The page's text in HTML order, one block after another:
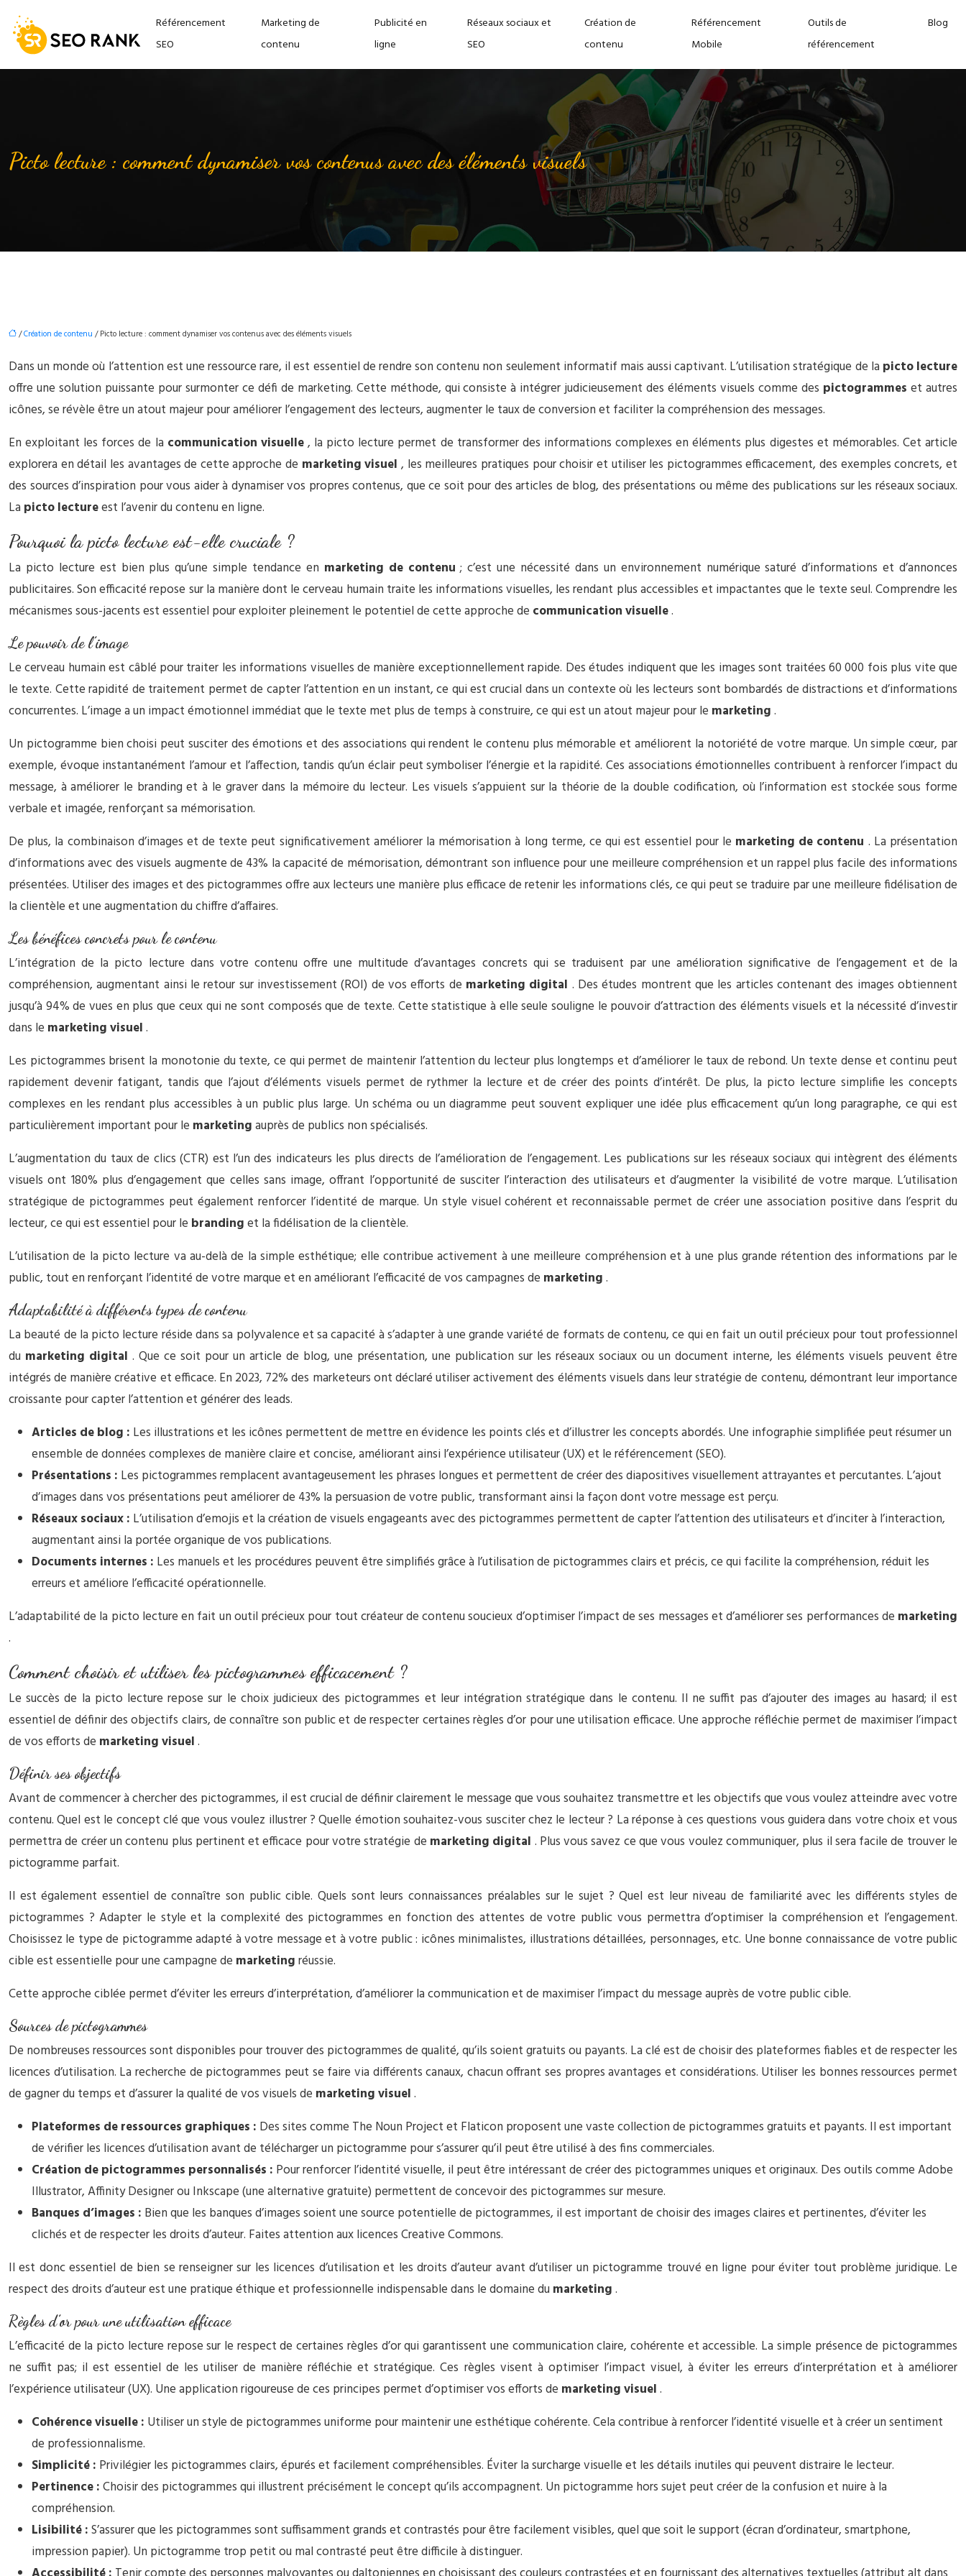
Référencement
SEO
Marketing de
contenu
Publicité en
ligne
Réseaux sociaux et
SEO
Création de
contenu
Référencement
Mobile
Outils de
référencement
Blog
Picto lecture : comment dynamiser vos contenus avec des éléments visuels
/Création de contenu / Picto lecture : comment dynamiser vos contenus avec des éléments visuels
Dans un monde où l’attention est une ressource rare, il est essentiel de rendre son contenu non seulement informatif mais aussi captivant. L’utilisation stratégique de la picto lecture
offre une solution puissante pour surmonter ce défi de marketing. Cette méthode, qui consiste à intégrer judicieusement des éléments visuels comme des pictogrammeset autres
icônes, se révèle être un atout majeur pour améliorer l’engagement des lecteurs, augmenter le taux de conversion et faciliter la compréhension des messages.
En exploitant les forces de la communication visuelle, la picto lecture permet de transformer des informations complexes en éléments plus digestes et mémorables. Cet article
explorera en détail les avantages de cette approche de marketing visuel, les meilleures pratiques pour choisir et utiliser les pictogrammes efficacement, des exemples concrets, et
des sources d’inspiration pour vous aider à dynamiser vos propres contenus, que ce soit pour des articles de blog, des présentations ou même des publications sur les réseaux sociaux.
La picto lectureest l’avenir du contenu en ligne.
Pourquoi la picto lecture est-elle cruciale ?
La picto lecture est bien plus qu’une simple tendance en marketing de contenu; c’est une nécessité dans un environnement numérique saturé d’informations et d’annonces
publicitaires. Son efficacité repose sur la manière dont le cerveau humain traite les informations visuelles, les rendant plus accessibles et impactantes que le texte seul. Comprendre les
mécanismes sous-jacents est essentiel pour exploiter pleinement le potentiel de cette approche de communication visuelle.
Le pouvoir de l’image
Le cerveau humain est câblé pour traiter les informations visuelles de manière exceptionnellement rapide. Des études indiquent que les images sont traitées 60 000 fois plus vite que
le texte. Cette rapidité de traitement permet de capter l’attention en un instant, ce qui est crucial dans un contexte où les lecteurs sont bombardés de distractions et d’informations
concurrentes. L’image a un impact émotionnel immédiat que le texte met plus de temps à construire, ce qui est un atout majeur pour le marketing.
Un pictogramme bien choisi peut susciter des émotions et des associations qui rendent le contenu plus mémorable et améliorent la notoriété de votre marque. Un simple cœur, par
exemple, évoque instantanément l’amour et l’affection, tandis qu’un éclair peut symboliser l’énergie et la rapidité. Ces associations émotionnelles contribuent à renforcer l’impact du
message, à améliorer le branding et à le graver dans la mémoire du lecteur. Les visuels s’appuient sur la théorie de la double codification, où l’information est stockée sous forme
verbale et imagée, renforçant sa mémorisation.
De plus, la combinaison d’images et de texte peut significativement améliorer la mémorisation à long terme, ce qui est essentiel pour le marketing de contenu . La présentation
d’informations avec des visuels augmente de 43% la capacité de mémorisation, démontrant son influence pour une meilleure compréhension et un rappel plus facile des informations
présentées. Utiliser des images et des pictogrammes offre aux lecteurs une manière plus efficace de retenir les informations clés, ce qui peut se traduire par une meilleure fidélisation de
la clientèle et une augmentation du chiffre d’affaires.
Les bénéfices concrets pour le contenu
L’intégration de la picto lecture dans votre contenu offre une multitude d’avantages concrets qui se traduisent par une amélioration significative de l’engagement et de la
compréhension, augmentant ainsi le retour sur investissement (ROI) de vos efforts de marketing digital . Des études montrent que les articles contenant des images obtiennent
jusqu’à 94% de vues en plus que ceux qui ne sont composés que de texte. Cette statistique à elle seule souligne le pouvoir d’attraction des éléments visuels et la nécessité d’investir
dans le marketing visuel.
Les pictogrammes brisent la monotonie du texte, ce qui permet de maintenir l’attention du lecteur plus longtemps et d’améliorer le taux de rebond. Un texte dense et continu peut
rapidement devenir fatigant, tandis que l’ajout d’éléments visuels permet de rythmer la lecture et de créer des points d’intérêt. De plus, la picto lecture simplifie les concepts
complexes en les rendant plus accessibles à un public plus large. Un schéma ou un diagramme peut souvent expliquer une idée plus efficacement qu’un long paragraphe, ce qui est
particulièrement important pour le marketingauprès de publics non spécialisés.
L’augmentation du taux de clics (CTR) est l’un des indicateurs les plus directs de l’amélioration de l’engagement. Les publications sur les réseaux sociaux qui intègrent des éléments
visuels ont 180% plus d’engagement que celles sans image, offrant l’opportunité de susciter l’interaction des utilisateurs et d’augmenter la visibilité de votre marque. L’utilisation
stratégique de pictogrammes peut également renforcer l’identité de marque. Un style visuel cohérent et reconnaissable permet de créer une association positive dans l’esprit du
lecteur, ce qui est essentiel pour le brandinget la fidélisation de la clientèle.
L’utilisation de la picto lecture va au-delà de la simple esthétique; elle contribue activement à une meilleure compréhension et à une plus grande rétention des informations par le
public, tout en renforçant l’identité de votre marque et en améliorant l’efficacité de vos campagnes de marketing.
Adaptabilité à différents types de contenu
La beauté de la picto lecture réside dans sa polyvalence et sa capacité à s’adapter à une grande variété de formats de contenu, ce qui en fait un outil précieux pour tout professionnel
du marketing digital . Que ce soit pour un article de blog, une présentation, une publication sur les réseaux sociaux ou un document interne, les éléments visuels peuvent être
intégrés de manière créative et efficace. En 2023, 72% des marketeurs ont déclaré utiliser activement des éléments visuels dans leur stratégie de contenu, démontrant leur importance
croissante pour capter l’attention et générer des leads.
Articles de blog : Les illustrations et les icônes permettent de mettre en évidence les points clés et d’illustrer les concepts abordés. Une infographie simplifiée peut résumer un
ensemble de données complexes de manière claire et concise, améliorant ainsi l’expérience utilisateur (UX) et le référencement (SEO).
Présentations : Les pictogrammes remplacent avantageusement les phrases longues et permettent de créer des diapositives visuellement attrayantes et percutantes. L’ajout
d’images dans vos présentations peut améliorer de 43% la persuasion de votre public, transformant ainsi la façon dont votre message est perçu.
Réseaux sociaux : L’utilisation d’emojis et la création de visuels engageants avec des pictogrammes permettent de capter l’attention des utilisateurs et d’inciter à l’interaction,
augmentant ainsi la portée organique de vos publications.
Documents internes : Les manuels et les procédures peuvent être simplifiés grâce à l’utilisation de pictogrammes clairs et précis, ce qui facilite la compréhension, réduit les
erreurs et améliore l’efficacité opérationnelle.
L’adaptabilité de la picto lecture en fait un outil précieux pour tout créateur de contenu soucieux d’optimiser l’impact de ses messages et d’améliorer ses performances de marketing
.
Comment choisir et utiliser les pictogrammes efficacement ?
Le succès de la picto lecture repose sur le choix judicieux des pictogrammes et leur intégration stratégique dans le contenu. Il ne suffit pas d’ajouter des images au hasard; il est
essentiel de définir des objectifs clairs, de connaître son public et de respecter certaines règles d’or pour une utilisation efficace. Une approche réfléchie permet de maximiser l’impact
de vos efforts de marketing visuel.
Définir ses objectifs
Avant de commencer à chercher des pictogrammes, il est crucial de définir clairement le message que vous souhaitez transmettre et les objectifs que vous voulez atteindre avec votre
contenu. Quel est le concept clé que vous voulez illustrer ? Quelle émotion souhaitez-vous susciter chez le lecteur ? La réponse à ces questions vous guidera dans votre choix et vous
permettra de créer un contenu plus pertinent et efficace pour votre stratégie de marketing digital . Plus vous savez ce que vous voulez communiquer, plus il sera facile de trouver le
pictogramme parfait.
Il est également essentiel de connaître son public cible. Quels sont leurs connaissances préalables sur le sujet ? Quel est leur niveau de familiarité avec les différents styles de
pictogrammes ? Adapter le style et la complexité des pictogrammes en fonction des attentes de votre public vous permettra d’optimiser la compréhension et l’engagement.
Choisissez le type de pictogramme adapté à votre message et à votre public : icônes minimalistes, illustrations détaillées, personnages, etc. Une bonne connaissance de votre public
cible est essentielle pour une campagne de marketingréussie.
Cette approche ciblée permet d’éviter les erreurs d’interprétation, d’améliorer la communication et de maximiser l’impact du message auprès de votre public cible.
Sources de pictogrammes
De nombreuses ressources sont disponibles pour trouver des pictogrammes de qualité, qu’ils soient gratuits ou payants. La clé est de choisir des plateformes fiables et de respecter les
licences d’utilisation. La recherche de pictogrammes peut se faire via différents canaux, chacun offrant ses propres avantages et considérations. Utiliser les bonnes ressources permet
de gagner du temps et d’assurer la qualité de vos visuels de marketing visuel.
Plateformes de ressources graphiques : Des sites comme The Noun Project et Flaticon proposent une vaste collection de pictogrammes gratuits et payants. Il est important
de vérifier les licences d’utilisation avant de télécharger un pictogramme pour s’assurer qu’il peut être utilisé à des fins commerciales.
Création de pictogrammes personnalisés : Pour renforcer l’identité visuelle, il peut être intéressant de créer des pictogrammes uniques et originaux. Des outils comme Adobe
Illustrator, Affinity Designer ou Inkscape (une alternative gratuite) permettent de concevoir des pictogrammes sur mesure.
Banques d’images : Bien que les banques d’images soient une source potentielle de pictogrammes, il est important de choisir des images claires et pertinentes, d’éviter les
clichés et de respecter les droits d’auteur. Faites attention aux licences Creative Commons.
Il est donc essentiel de bien se renseigner sur les licences d’utilisation et les droits d’auteur avant d’utiliser un pictogramme trouvé en ligne pour éviter tout problème juridique. Le
respect des droits d’auteur est une pratique éthique et professionnelle indispensable dans le domaine du marketing.
Règles d’or pour une utilisation efficace
L’efficacité de la picto lecture repose sur le respect de certaines règles d’or qui garantissent une communication claire, cohérente et accessible. La simple présence de pictogrammes
ne suffit pas; il est essentiel de les utiliser de manière réfléchie et stratégique. Ces règles visent à optimiser l’impact visuel, à éviter les erreurs d’interprétation et à améliorer
l’expérience utilisateur (UX). Une application rigoureuse de ces principes permet d’optimiser vos efforts de marketing visuel.
Cohérence visuelle : Utiliser un style de pictogrammes uniforme pour maintenir une esthétique cohérente. Cela contribue à renforcer l’identité visuelle et à créer un sentiment
de professionnalisme.
Simplicité : Privilégier les pictogrammes clairs, épurés et facilement compréhensibles. Éviter la surcharge visuelle et les détails inutiles qui peuvent distraire le lecteur.
Pertinence :Choisir des pictogrammes qui illustrent précisément le concept qu’ils accompagnent. Un pictogramme hors sujet peut créer de la confusion et nuire à la
compréhension.
Lisibilité :S’assurer que les pictogrammes sont suffisamment grands et contrastés pour être facilement visibles, quel que soit le support (écran d’ordinateur, smartphone,
impression papier). Un pictogramme trop petit ou mal contrasté peut être difficile à distinguer.